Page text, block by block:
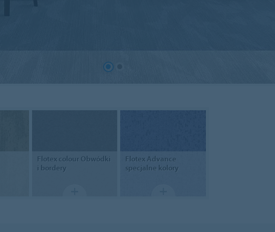
Flotex colourObwódki
i bordery
Flotex Advance
specjalne kolory